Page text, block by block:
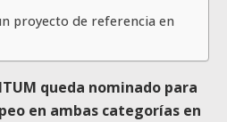
proyecto de referencia en
queda nominado para
en ambas categorías en